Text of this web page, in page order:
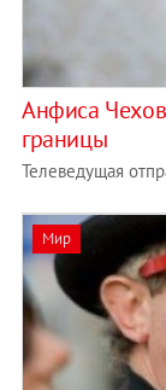
Анфиса
границы
Телеведущая
Мир